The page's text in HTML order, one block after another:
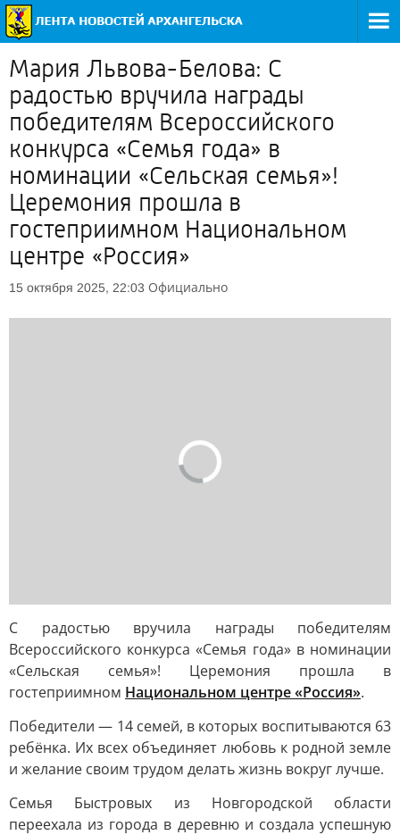
Мария Львова-Белова: С
радостью вручила награды
победителям Всероссийского
конкурса «Семья года» в
номинации «Сельская семья»!
Церемония прошла в
гостеприимном Национальном
центре «Россия»
15 октября 2025, 22:03 Официально
С радостью вручила награды победителям
Всероссийского конкурса «Семья года» в номинации
«Сельская семья»! Церемония прошла в
гостеприимном Национальном центре «Россия».
Победители — 14 семей, в которых воспитываются 63
ребёнка. Их всех объединяет любовь к родной земле
и желание своим трудом делать жизнь вокруг лучше.
Семья Быстровых из Новгородской области
переехала из города в деревню и создала успешную